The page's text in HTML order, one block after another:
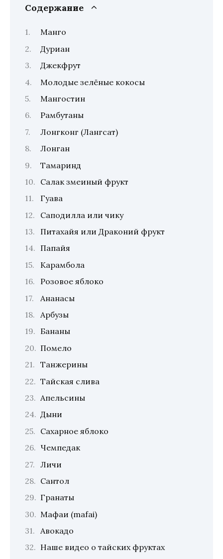
Содержание
Манго
Дуриан
Джекфрут
Молодые зелёные кокосы
Мангостин
Рамбутаны
Лонгконг (Лангсат)
Лонган
Тамаринд
Салак змеиный фрукт
Гуава
Саподилла или чику
Питахайя или Драконий фрукт
Папайя
Карамбола
Розовое яблоко
Ананасы
Арбузы
Бананы
Помело
Танжерины
Тайская слива
Апельсины
Дыни
Сахарное яблоко
Чемпедак
Личи
Сантол
Гранаты
Мафаи (mafai)
Авокадо
Наше видео о тайских фруктах